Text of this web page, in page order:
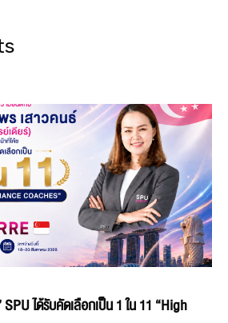
ได้รับคัดเลือกเป็น 1 ใน 11 “High